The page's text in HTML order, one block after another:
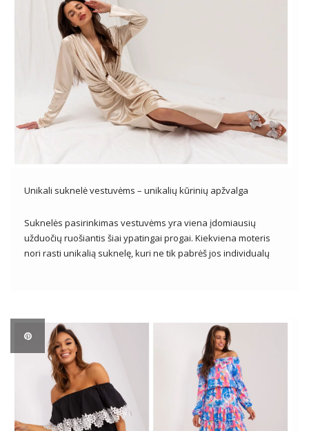
Unikali suknelė vestuvėms – unikalių kūrinių apžvalga
Suknelės pasirinkimas vestuvėms yra viena įdomiausių
užduočių ruošiantis šiai ypatingai progai. Kiekviena moteris
nori rasti unikalią suknelę, kuri ne tik pabrėš jos individualų